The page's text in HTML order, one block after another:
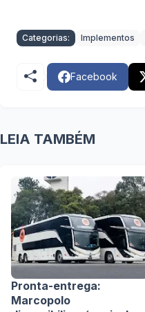
Categorias: Implementos
Facebook
LEIA TAMBÉM
Pronta-entrega:
Marcopolo